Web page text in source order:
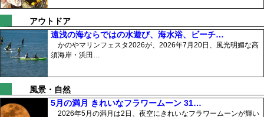
アウトドア
遠浅の海ならではの水遊び、海水浴、ビーチ…
かのやマリンフェスタ2026が、2026年7月20日、風光明媚な高
須海岸・浜田…
風景・自然
5月の満月 きれいなフラワームーン 31…
2026年5月の満月は2日、夜空にきれいなフラワームーンが輝い